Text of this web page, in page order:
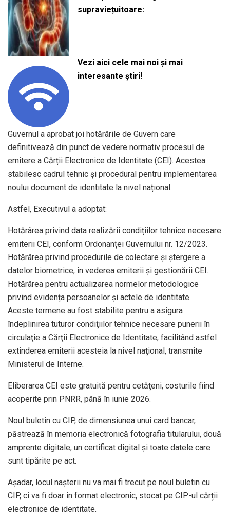
supraviețuitoare:
Vezi aici cele mai noi și mai
interesante știri!
Guvernul a aprobat joi hotărârile de Guvern care
definitivează din punct de vedere normativ procesul de
emitere a Cărții Electronice de Identitate (CEI). Acestea
stabilesc cadrul tehnic și procedural pentru implementarea
noului document de identitate la nivel național.
Astfel, Executivul a adoptat:
Hotărârea privind data realizării condițiilor tehnice necesare
emiterii CEI, conform Ordonanței Guvernului nr. 12/2023.
Hotărârea privind procedurile de colectare și ștergere a
datelor biometrice, în vederea emiterii și gestionării CEI.
Hotărârea pentru actualizarea normelor metodologice
privind evidența persoanelor și actele de identitate.
Aceste termene au fost stabilite pentru a asigura
îndeplinirea tuturor condiţiilor tehnice necesare punerii în
circulaţie a Cărţii Electronice de Identitate, facilitând astfel
extinderea emiterii acesteia la nivel naţional, transmite
Ministerul de Interne.
Eliberarea CEI este gratuită pentru cetăţeni, costurile fiind
acoperite prin PNRR, până în iunie 2026.
Noul buletin cu CIP, de dimensiunea unui card bancar,
păstrează în memoria electronică fotografia titularului, două
amprente digitale, un certificat digital și toate datele care
sunt tipărite pe act.
Aşadar, locul nașterii nu va mai fi trecut pe noul buletin cu
CIP, ci va fi doar în format electronic, stocat pe CIP-ul cărții
electronice de identitate.